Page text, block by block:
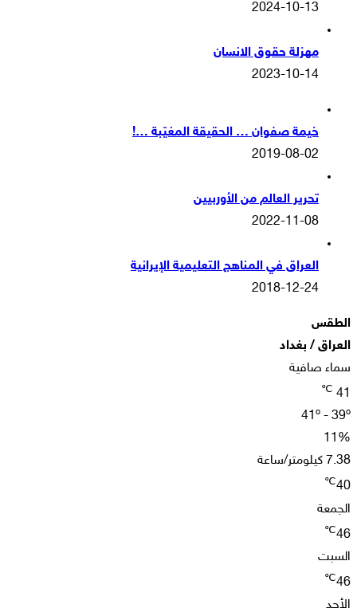
2024-10-13
مهزلة حقوق الانسان
2023-10-14
خيمة صفوان … الحقيقة المغيّبة …!
2019-08-02
تحرير العالم من الأوربيين
2022-11-08
العراق في المناهج التعليمية الإيرانية
2018-12-24
الطقس
العراق / بغداد
سماء صافية
41
℃
41º - 39º
11%
7.38 كيلومتر/ساعة
40
℃
الجمعة
46
℃
السبت
46
℃